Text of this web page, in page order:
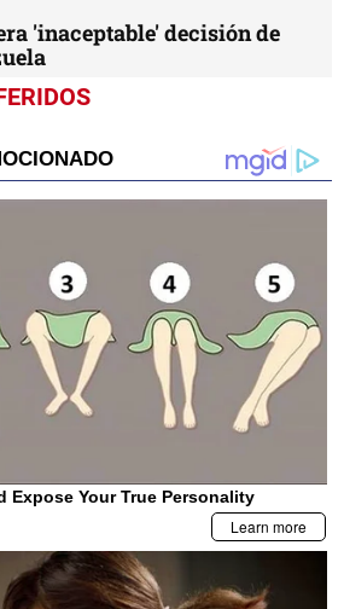
'inaceptable' decisión de